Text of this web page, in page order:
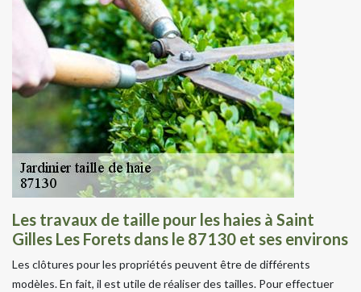
Les travaux de taille pour les haies à Saint
Gilles Les Forets dans le 87130 et ses environs
Les clôtures pour les propriétés peuvent être de différents
modèles. En fait, il est utile de réaliser des tailles. Pour effectuer